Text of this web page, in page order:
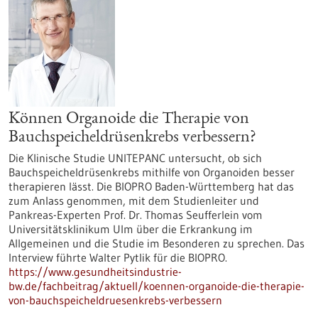
Können Organoide die Therapie von
Bauchspeicheldrüsenkrebs verbessern?
Die Klinische Studie UNITEPANC untersucht, ob sich
Bauchspeicheldrüsenkrebs mithilfe von Organoiden besser
therapieren lässt. Die BIOPRO Baden-Württemberg hat das
zum Anlass genommen, mit dem Studienleiter und
Pankreas-Experten Prof. Dr. Thomas Seufferlein vom
Universitätsklinikum Ulm über die Erkrankung im
Allgemeinen und die Studie im Besonderen zu sprechen. Das
Interview führte Walter Pytlik für die BIOPRO.
https://www.gesundheitsindustrie-
bw.de/fachbeitrag/aktuell/koennen-organoide-die-therapie-
von-bauchspeicheldruesenkrebs-verbessern